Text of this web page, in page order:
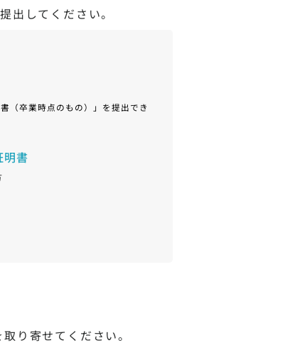
出してください。
（卒業時点のもの）」を提出でき
明書
り寄せてください。